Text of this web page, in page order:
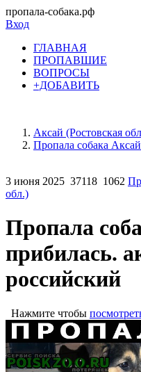
пропала-собака.рф
Вход
ГЛАВНАЯ
ПРОПАВШИЕ
ВОПРОСЫ
+ДОБАВИТЬ
Аксай (Ростовская
Пропала собака
3 июня 2025 37118 1062
обл.)
Пропала
прибилась.
российский
Нажмите чтобы